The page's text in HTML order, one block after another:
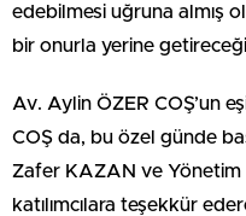
edebilmesi uğruna almış
bir onurla yerine
Av. Aylin ÖZER COŞ’un
COŞ da, bu özel günde
Zafer KAZAN ve
katılımcılara teşekkür